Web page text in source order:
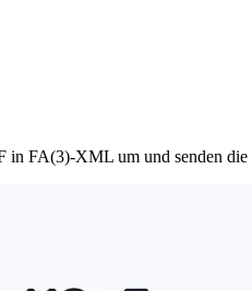
FA(3)-XML um und senden die